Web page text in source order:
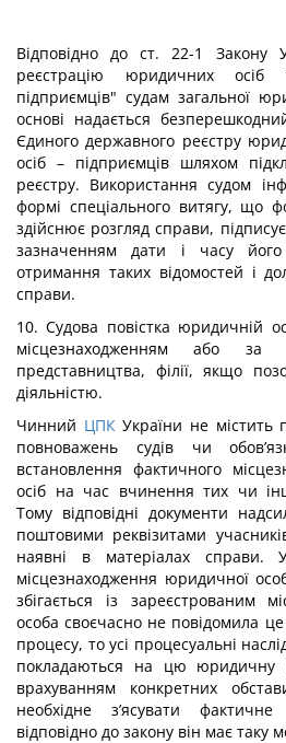
Відповідно до ст. 22-1 Закону
реєстрацію юридичних
підприємців" судам загальної
основі надається
Єдиного державного реєстру
осіб – підприємців шляхом
реєстру. Використання судом
формі спеціального витягу, що
здійснює розгляд справи,
зазначенням дати і часу
отримання таких відомостей і
справи.
10. Судова повістка юридичній
місцезнаходженням або за
представництва, філії, якщо
діяльністю.
Чинний ЦПКУкраїни не
повноважень судів чи
встановлення фактичного
осіб на час вчинення тих чи
Тому відповідні документи
поштовими реквізитами
наявні в матеріалах справи.
місцезнаходження юридичної
збігається із зареєстрованим
особа своєчасно не повідомила
процесу, то усі процесуальні
покладаються на цю юридичну
врахуванням конкретних
необхідне з’ясувати
відповідно до закону він має таку